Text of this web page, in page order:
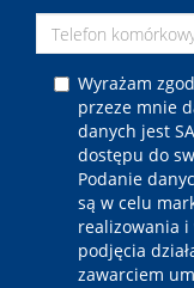
Wyrażam
przeze mnie
danych jest
dostępu do
Podanie
są w celu
realizowania
podjęcia
zawarciem